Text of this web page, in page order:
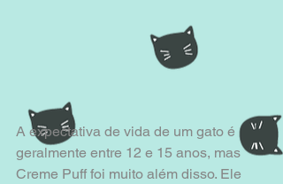
A expectativa de vida de um gato é
geralmente entre 12 e 15 anos, mas
Creme Puff foi muito além disso. Ele